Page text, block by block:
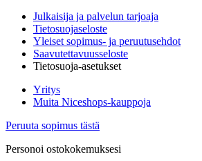
Julkaisija ja palvelun tarjoaja
Tietosuojaseloste
Yleiset sopimus- ja peruutusehdot
Saavutettavuusseloste
Tietosuoja-asetukset
Yritys
Muita Niceshops-kauppoja
Peruuta sopimus tästä
Personoi ostokokemuksesi